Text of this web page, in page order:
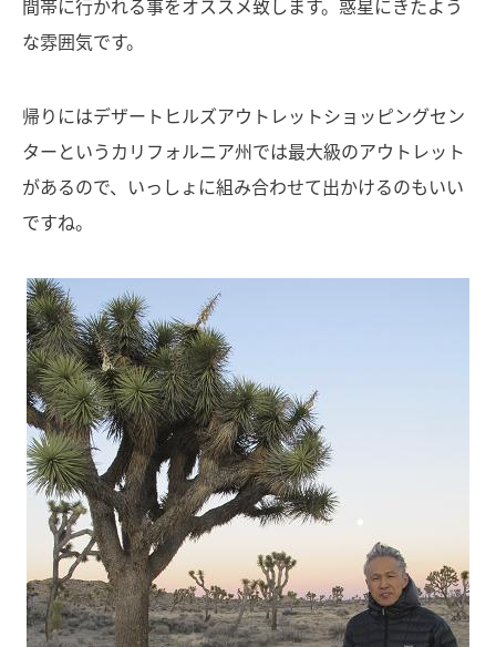
間帯に行かれる事をオススメ致します。惑星にきたよう
な雰囲気です。
帰りにはデザートヒルズアウトレットショッピングセン
ターというカリフォルニア州では最大級のアウトレット
があるので、いっしょに組み合わせて出かけるのもいい
ですね。